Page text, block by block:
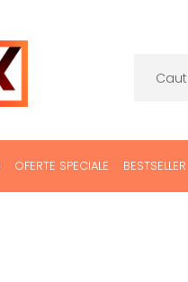
OFERTE SPECIALE BESTSELLER